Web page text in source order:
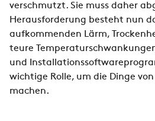
verschmutzt. Sie muss daher
Herausforderung besteht nun
aufkommenden Lärm,
teure
und
wichtige Rolle, um die Dinge
machen.